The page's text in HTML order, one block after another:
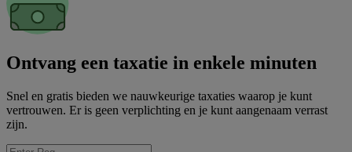
Ontvang een taxatie in enkele minuten
Snel en gratis bieden we nauwkeurige taxaties waarop je kunt
vertrouwen. Er is geen verplichting en je kunt aangenaam verrast
zijn.